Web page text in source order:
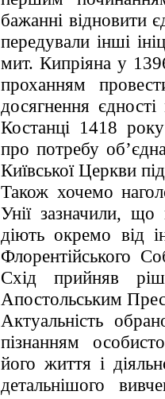
бажанні відновити
передували інші
мит. Кипріяна у
проханням
досягнення
Костанці 1418
про потребу
Київської Церкви
Також хочемо
Унії зазначили,
діють окремо від
Флорентійського
Схід прийняв
Апостольським
Актуальність
пізнанням
його життя і
детальнішого